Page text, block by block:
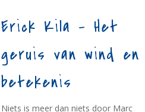
Erick Kila – Het
geruis van wind en
betekenis
Niets is meer dan niets door Marc